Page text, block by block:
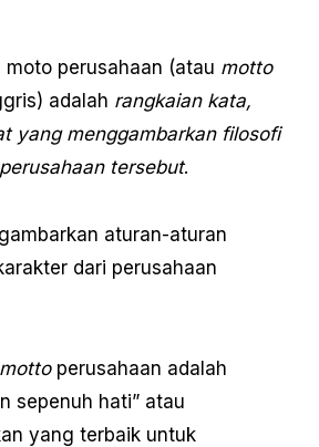
moto perusahaan (atau motto
adalah rangkaian kata,
yang menggambarkan filosofi
tersebut.
aturan-aturan
dari perusahaan
mottoperusahaan adalah
sepenuh hati” atau
yang terbaik untuk